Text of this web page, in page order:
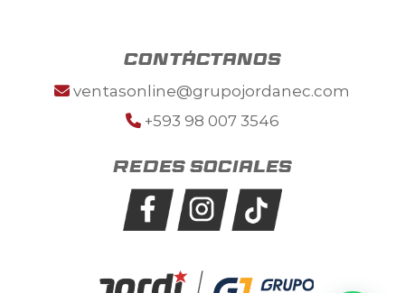
contáctanos
ventasonline@grupojordanec.com
+593 98 007 3546
Redes sociales